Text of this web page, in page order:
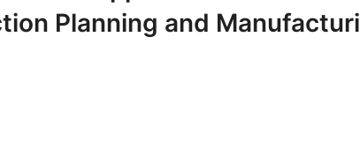
Planning and Manufacturi